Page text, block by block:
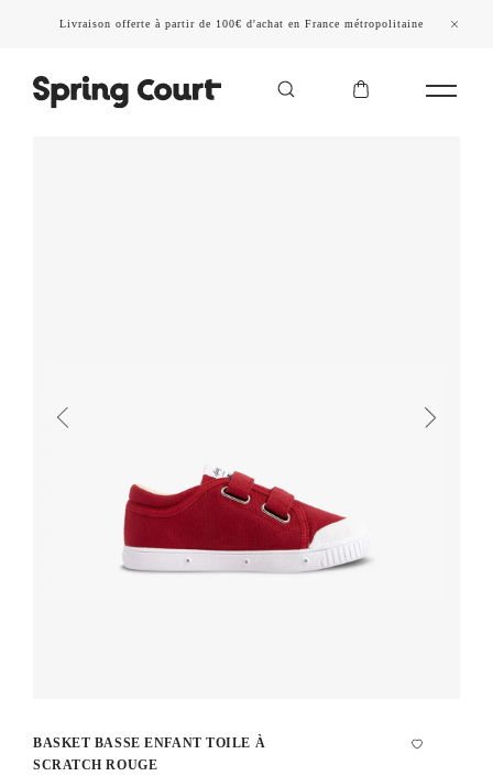
Livraison offerte à partir de 100€ d'achat en France métropolitaine
BASKET BASSE ENFANT TOILE À
SCRATCH ROUGE